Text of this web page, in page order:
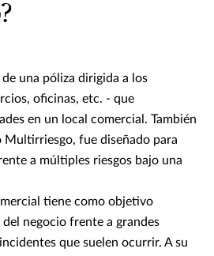
una póliza dirigida a los
oficinas, etc. - que
en un local comercial. También
Multirriesgo, fue diseñado para
a múltiples riesgos bajo una
tiene como objetivo
negocio frente a grandes
que suelen ocurrir. A su